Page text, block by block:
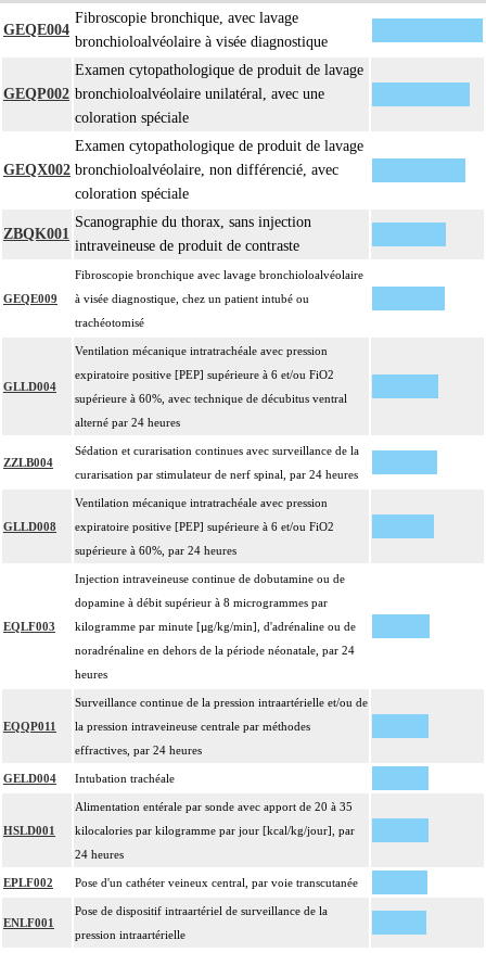
GEQE004
Fibroscopie bronchique, avec lavage
bronchioloalvéolaire à visée diagnostique
GEQP002
Examen cytopathologique de produit de lavage
bronchioloalvéolaire unilatéral, avec une
coloration spéciale
GEQX002
Examen cytopathologique de produit de lavage
bronchioloalvéolaire, non différencié, avec
coloration spéciale
ZBQK001
Scanographie du thorax, sans injection
intraveineuse de produit de contraste
GEQE009
Fibroscopie bronchique avec lavage bronchioloalvéolaire
à visée diagnostique, chez un patient intubé ou
trachéotomisé
GLLD004
Ventilation mécanique intratrachéale avec pression
expiratoire positive [PEP] supérieure à 6 et/ou FiO2
supérieure à 60%, avec technique de décubitus ventral
alterné par 24 heures
ZZLB004
Sédation et curarisation continues avec surveillance de la
curarisation par stimulateur de nerf spinal, par 24 heures
GLLD008
Ventilation mécanique intratrachéale avec pression
expiratoire positive [PEP] supérieure à 6 et/ou FiO2
supérieure à 60%, par 24 heures
EQLF003
Injection intraveineuse continue de dobutamine ou de
dopamine à débit supérieur à 8 microgrammes par
kilogramme par minute [µg/kg/min], d'adrénaline ou de
noradrénaline en dehors de la période néonatale, par 24
heures
EQQP011
Surveillance continue de la pression intraartérielle et/ou de
la pression intraveineuse centrale par méthodes
effractives, par 24 heures
GELD004 Intubation trachéale
HSLD001
Alimentation entérale par sonde avec apport de 20 à 35
kilocalories par kilogramme par jour [kcal/kg/jour], par
24 heures
EPLF002 Pose d'un cathéter veineux central, par voie transcutanée
ENLF001
Pose de dispositif intraartériel de surveillance de la
pression intraartérielle